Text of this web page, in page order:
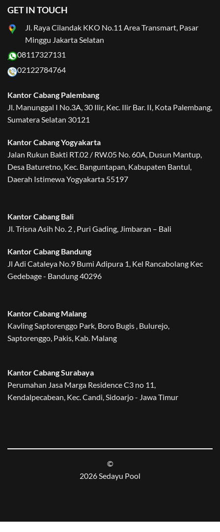
GET IN TOUCH
Jl. Raya Cilandak KKO No.11 Area Transmart, Pasar
Minggu Jakarta Selatan
08117327131
02122784764
Kantor Cabang Palembang
Jl. Manunggal I No.3A, 30 Ilir, Kec. Ilir Bar. II, Kota Palembang,
Sumatera Selatan 30121
Kantor Cabang Yogyakarta
Jalan Rukun Bakti RT.02 / RW.05 No. 60A, Dusun Mantup,
Desa Baturetno, Kec. Banguntapan, Kabupaten Bantul,
Daerah Istimewa Yogyakarta 55197
Kantor Cabang Bali
Jl. Trisna Asih No. 2 , Puri Gading, Jimbaran – Bali
Kantor Cabang Bandung
Jl Adi Cataleya No.9 Bumi Adipura 1, Kel Rancabolang Kec
Gedebage - Bandung 40296
Kantor Cabang Malang
Kavling Saptorenggo Park, Boro Bugis , Bulurejo,
Saptorenggo, Pakis, Kab. Malang
Kantor Cabang Surabaya
Perumahan Jasa Marga Residence C3 no 11,
Kendalpecabean, Kec. Candi, Sidoarjo - Jawa Timur
©
2026 Sedayu Pool